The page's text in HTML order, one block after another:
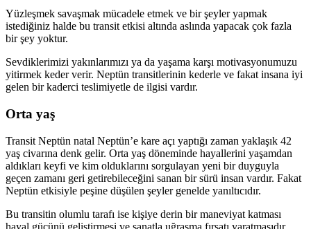
Yüzleşmek savaşmak mücadele etmek ve bir şeyler yapmak
istediğiniz halde bu transit etkisi altında aslında yapacak çok fazla
bir şey yoktur.
Sevdiklerimizi yakınlarımızı ya da yaşama karşı motivasyonumuzu
yitirmek keder verir. Neptün transitlerinin kederle ve fakat insana iyi
gelen bir kaderci teslimiyetle de ilgisi vardır.
Orta yaş
Transit Neptün natal Neptün’e kare açı yaptığı zaman yaklaşık 42
yaş civarına denk gelir. Orta yaş döneminde hayallerini yaşamdan
aldıkları keyfi ve kim olduklarını sorgulayan yeni bir duyguyla
geçen zamanı geri getirebileceğini sanan bir sürü insan vardır. Fakat
Neptün etkisiyle peşine düşülen şeyler genelde yanıltıcıdır.
Bu transitin olumlu tarafı ise kişiye derin bir maneviyat katması
hayal gücünü geliştirmesi ve sanatla uğraşma fırsatı yaratmasıdır.